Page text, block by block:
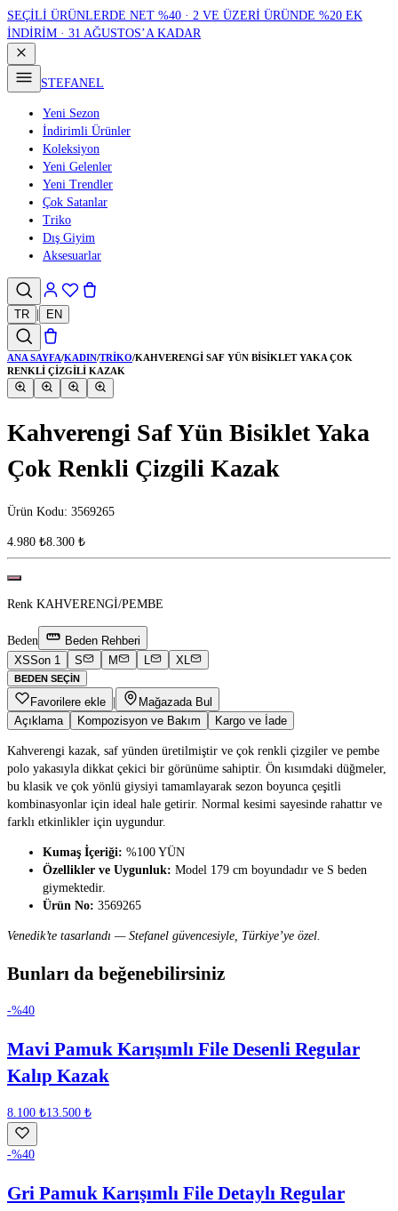
SEÇİLİ ÜRÜNLERDE NET %40 · 2 VE ÜZERİ ÜRÜNDE %20 EK
İNDİRİM · 31 AĞUSTOS’A KADAR
STEFANEL
Yeni Sezon
İndirimli Ürünler
Koleksiyon
Yeni Gelenler
Yeni Trendler
Çok Satanlar
Triko
Dış Giyim
Aksesuarlar
TR EN
ANA SAYFA/KADIN/TRIKO/KAHVERENGI SAF YÜN BISIKLET YAKA ÇOK
RENKLI ÇIZGILI KAZAK
Kahverengi Saf Yün Bisiklet Yaka
Çok Renkli Çizgili Kazak
Ürün Kodu: 3569265
4.980 ₺8.300 ₺
Renk KAHVERENGİ/PEMBE
Beden
Beden Rehberi
XSSon 1 S M L XL
BEDEN SEÇIN
Favorilere ekle |
Mağazada Bul
Açıklama
Kompozisyon ve Bakım Kargo ve İade
Kahverengi kazak, saf yünden üretilmiştir ve çok renkli çizgiler ve pembe
polo yakasıyla dikkat çekici bir görünüme sahiptir. Ön kısımdaki düğmeler,
bu klasik ve çok yönlü giysiyi tamamlayarak sezon boyunca çeşitli
kombinasyonlar için ideal hale getirir. Normal kesimi sayesinde rahattır ve
farklı etkinlikler için uygundur.
Kumaş İçeriği: %100 YÜN
Özellikler ve Uygunluk: Model 179 cm boyundadır ve S beden
giymektedir.
Ürün No: 3569265
Venedik’te tasarlandı — Stefanel güvencesiyle, Türkiye’ye özel.
Bunları da beğenebilirsiniz
-%40
Mavi Pamuk Karışımlı File Desenli Regular
Kalıp Kazak
8.100 ₺13.500 ₺
-%40
Gri Pamuk Karışımlı File Detaylı Regular